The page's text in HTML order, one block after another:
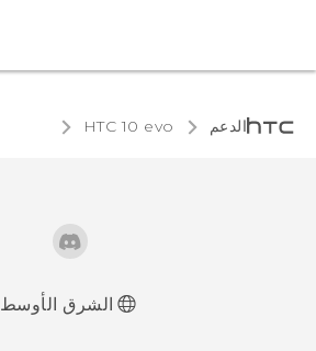
الدعم HTC 10 evo‎
الشرق الأوسط